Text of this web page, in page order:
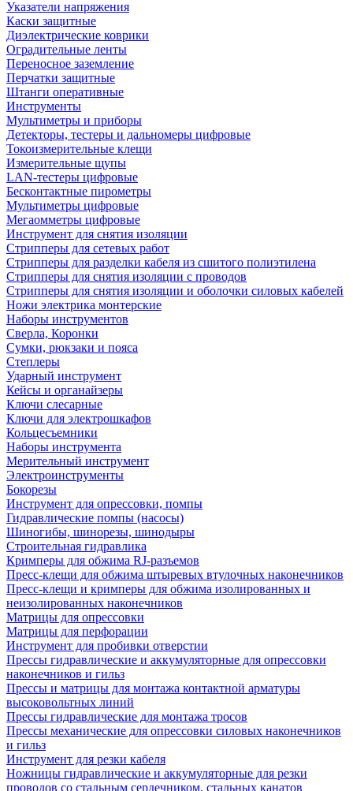
Указатели напряжения
Каски защитные
Диэлектрические коврики
Оградительные ленты
Переносное заземление
Перчатки защитные
Штанги оперативные
Инструменты
Мультиметры и приборы
Детекторы, тестеры и дальномеры цифровые
Токоизмерительные клещи
Измерительные щупы
LAN-тестеры цифровые
Бесконтактные пирометры
Мультиметры цифровые
Мегаомметры цифровые
Инструмент для снятия изоляции
Стрипперы для сетевых работ
Стрипперы для разделки кабеля из сшитого полиэтилена
Cтрипперы для снятия изоляции с проводов
Стрипперы для снятия изоляции и оболочки силовых кабелей
Ножи электрика монтерские
Наборы инструментов
Сверла, Коронки
Сумки, рюкзаки и пояса
Степлеры
Ударный инструмент
Кейсы и органайзеры
Ключи слесарные
Ключи для электрошкафов
Кольцесъемники
Наборы инструмента
Мерительный инструмент
Электроинструменты
Бокорезы
Инструмент для опрессовки, помпы
Гидравлические помпы (насосы)
Шиногибы, шинорезы, шинодыры
Строительная гидравлика
Кримперы для обжима RJ-разъемов
Пресс-клещи для обжима штыревых втулочных наконечников
Пресс-клещи и кримперы для обжима изолированных и
неизолированных наконечников
Матрицы для опрессовки
Матрицы для перфорации
Инструмент для пробивки отверстии
Прессы гидравлические и аккумуляторные для опрессовки
наконечников и гильз
Прессы и матрицы для монтажа контактной арматуры
высоковольтных линий
Прессы гидравлические для монтажа тросов
Прессы механические для опрессовки силовых наконечников
и гильз
Инструмент для резки кабеля
Ножницы гидравлические и аккумуляторные для резки
проводов со стальным сердечником, стальных канатов